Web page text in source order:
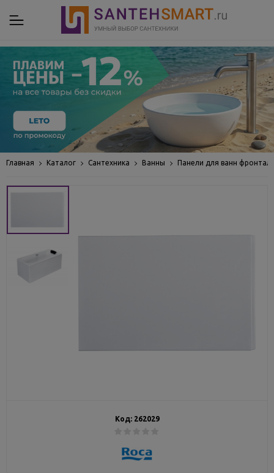
Главная Каталог Сантехника Ванны Панели для ванн
Код: 262029